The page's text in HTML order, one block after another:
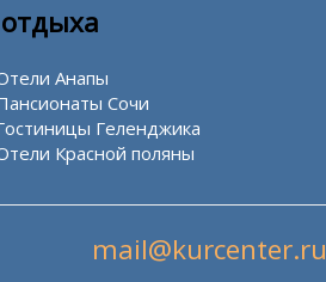
Анапы
Сочи
Геленджика
Красной поляны
mail@kurcenter.ru